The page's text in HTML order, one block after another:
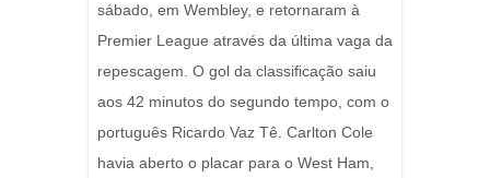
sábado, em Wembley, e retornaram à
Premier League através da última vaga da
repescagem. O gol da classificação saiu
aos 42 minutos do segundo tempo, com o
português Ricardo Vaz Tê. Carlton Cole
havia aberto o placar para o West Ham,